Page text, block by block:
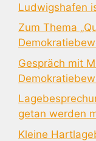
Ludwigshafen
Zum Thema
Gespräch mit
getan werden
Kleine